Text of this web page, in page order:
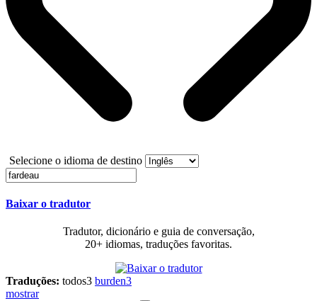
Selecione o idioma de destino
Baixar o tradutor
Tradutor, dicionário e guia de conversação,
20+ idiomas, traduções favoritas.
Traduções: todos3 burden3
mostrar